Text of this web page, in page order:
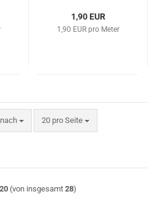
1,90 EUR
1,90 EUR pro Meter
20 pro Seite
pro Seite
20 (von insgesamt 28)